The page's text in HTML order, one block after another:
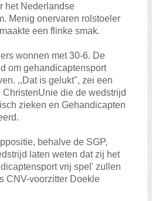
het Nederlandse
Menig onervaren rolstoeler
een flinke smak.
wonnen met 30-6. De
om gehandicaptensport
,,Dat is gelukt'', zei een
die de wedstrijd
zieken en Gehandicapten
behalve de SGP,
laten weten dat zij het
vrij spel' zullen
CNV-voorzitter Doekle